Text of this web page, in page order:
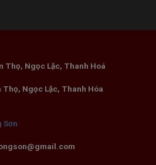
Thọ, Ngọc Lặc, Thanh Hoá
Thọ, Ngọc Lặc, Thanh Hóa
Sơn